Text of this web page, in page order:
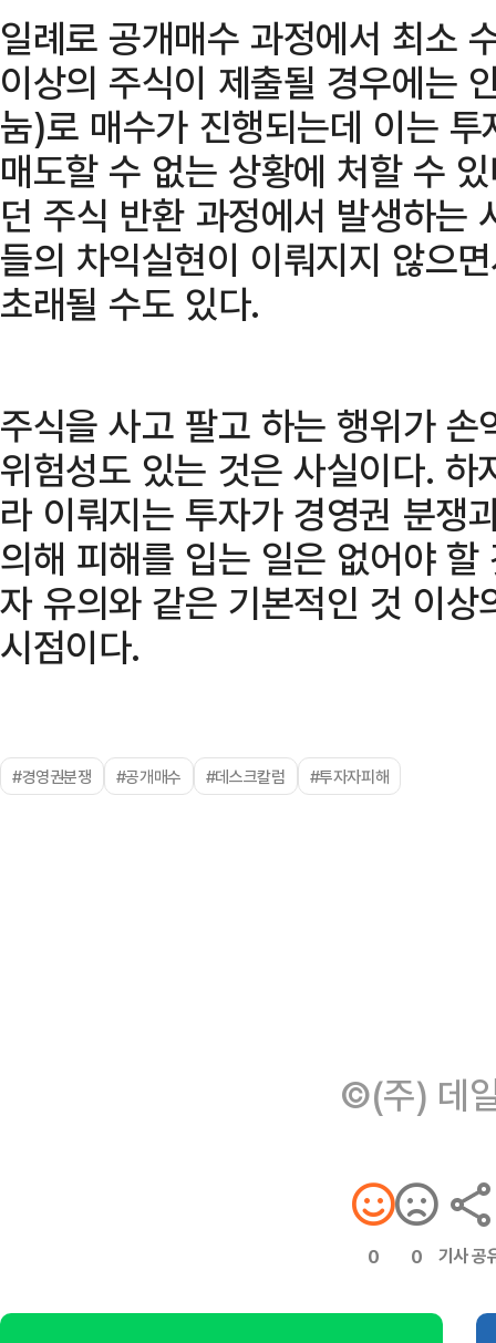
일례로 공개매수 과정에서 최소
이상의 주식이 제출될 경우에는
눔)로 매수가 진행되는데 이는
매도할 수 없는 상황에 처할 수
던 주식 반환 과정에서 발생하는
들의 차익실현이 이뤄지지 않으
초래될 수도 있다.
주식을 사고 팔고 하는 행위가
위험성도 있는 것은 사실이다.
라 이뤄지는 투자가 경영권 분쟁
의해 피해를 입는 일은 없어야
자 유의와 같은 기본적인 것 이
시점이다.
#경영권분쟁 #공개매수 #데스크칼럼 #투자자피해
©(주) 데
0 0 기사 공